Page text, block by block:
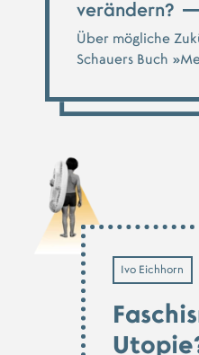
verändern?
Über mögliche
Schauers Buch
Ivo Eichhorn